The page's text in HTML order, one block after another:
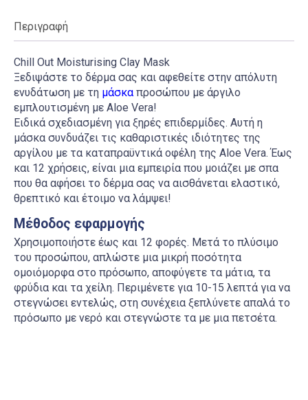
Περιγραφή
Chill Out Moisturising Clay Mask
Ξεδιψάστε το δέρμα σας και αφεθείτε στην απόλυτη
ενυδάτωση με τη μάσκα προσώπου με άργιλο
εμπλουτισμένη με Aloe Vera!
Ειδικά σχεδιασμένη για ξηρές επιδερμίδες. Αυτή η
μάσκα συνδυάζει τις καθαριστικές ιδιότητες της
αργίλου με τα καταπραϋντικά οφέλη της Aloe Vera. Έως
και 12 χρήσεις, είναι μια εμπειρία που μοιάζει με σπα
που θα αφήσει το δέρμα σας να αισθάνεται ελαστικό,
θρεπτικό και έτοιμο να λάμψει!
Μέθοδος εφαρμογής
Χρησιμοποιήστε έως και 12 φορές. Μετά το πλύσιμο
του προσώπου, απλώστε μια μικρή ποσότητα
ομοιόμορφα στο πρόσωπο, αποφύγετε τα μάτια, τα
φρύδια και τα χείλη. Περιμένετε για 10-15 λεπτά για να
στεγνώσει εντελώς, στη συνέχεια ξεπλύνετε απαλά το
πρόσωπο με νερό και στεγνώστε τα με μια πετσέτα.